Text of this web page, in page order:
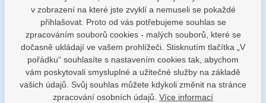
Buďte s námi v kontaktu
Jsme k dispozici pokud potřebujete pomoci
porodnice@nemocnicenachod.cz
+420 491 601 745
v zobrazení na které jste zvyklí a nemuseli se pokaždé
přihlašovat. Proto od vás potřebujeme souhlas se
zpracováním souborů cookies - malých souborů, které se
dočasně ukládají ve vašem prohlížeči. Stisknutím tlačítka „V
pořádku“ souhlasíte s nastavením cookies tak, abychom
vám poskytovali smysluplné a užitečné služby na základě
vašich údajů. Svůj souhlas můžete kdykoli změnit na stránce
zpracování osobních údajů. Více informací